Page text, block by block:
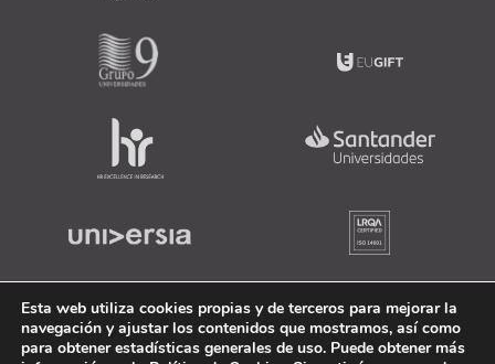
Esta web utiliza cookies propias y de terceros para mejorar la
navegación y ajustar los contenidos que mostramos, así como
para obtener estadísticas generales de uso. Puede obtener más